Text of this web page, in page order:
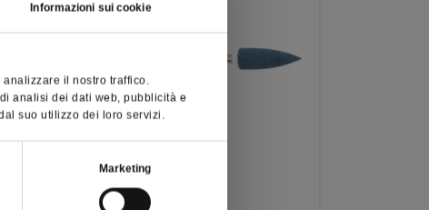
Informazioni sui cookie
il nostro traffico.
analisi dei dati web, pubblicità e
suo utilizzo dei loro servizi.
Marketing